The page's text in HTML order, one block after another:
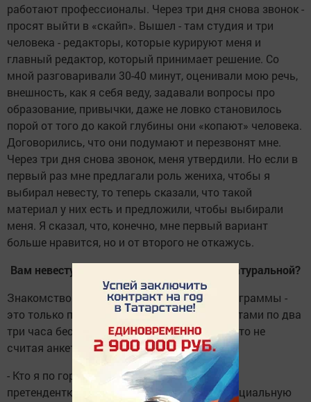
работают профессионалы. Через три дня снова звонок -
просят выйти в «скайп». Вышел - там студия и три
человека - редакторы, которые курируют меня и
главный редактор, который принимает решение. Со
мной разговаривали 30-40 минут, оценивали мою речь,
внешность, как я себя веду, задавали вопросы про
образование, привычки, даже не ловко становилось
порой от того до какой глубины они «копают» человека.
Договорились, что они подумают и перезвонят мне.
Через три дня снова звонок, меня утвердили. Но если в
первый раз мне предлагали роль жениха, чтобы я
выбирал невесту, то теперь сказали, что такой
материал у них есть и предложили, чтобы выбирали
меня. Я сказал, что, конечно, мне первый вариант
больше нравится, но и от второго не откажусь.
Вам невесту с силиконовой грудью или с натуральной?
Знакомство по «скайпу» с участниками программы -
это только прелюдия. До съемок с кандидатами по два
три часа беседует редакторы программы, это не
считая анкеты из 20 вопросов.
- Кто я по гороскопу, какие привычки, какую
претендентку я бы рассматривал, как потенциальную